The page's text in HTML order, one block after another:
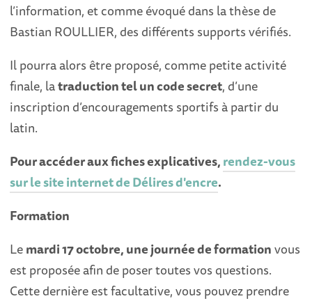
l’information, et comme évoqué dans la thèse de
Bastian ROULLIER, des différents supports vérifiés.
Il pourra alors être proposé, comme petite activité
finale, latraduction tel un code secret, d’une
inscription d’encouragements sportifs à partir du
latin.
Pour accéder aux fiches explicatives,rendez-vous
sur le site internet de Délires d'encre.
Formation
Lemardi 17 octobre, une journée de formationvous
est proposée afin de poser toutes vos questions.
Cette dernière est facultative, vous pouvez prendre